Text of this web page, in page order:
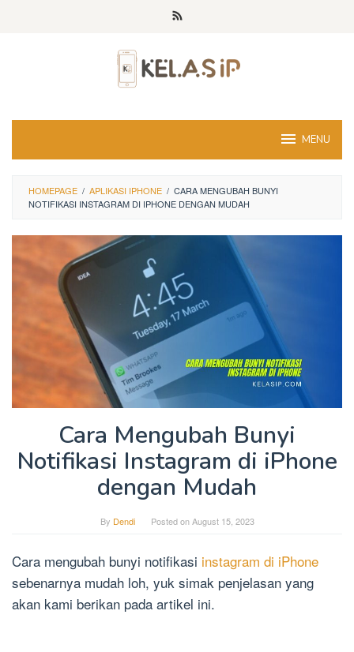
MENU
HOMEPAGE / APLIKASI IPHONE / CARA MENGUBAH BUNYI
NOTIFIKASI INSTAGRAM DI IPHONE DENGAN MUDAH
Cara Mengubah Bunyi
Notifikasi Instagram di iPhone
dengan Mudah
By Dendi Posted onAugust 15, 2023
Cara mengubah bunyi notifikasi instagram di iPhone
sebenarnya mudah loh, yuk simak penjelasan yang
akan kami berikan pada artikel ini.